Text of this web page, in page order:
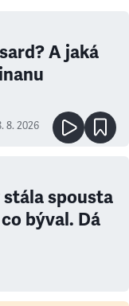
A jaká
8. 2026
stála spousta
býval. Dá